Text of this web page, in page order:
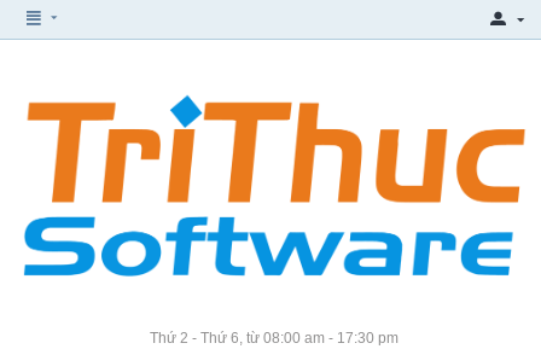
Thứ 2 - Thứ 6, từ 08:00 am - 17:30 pm